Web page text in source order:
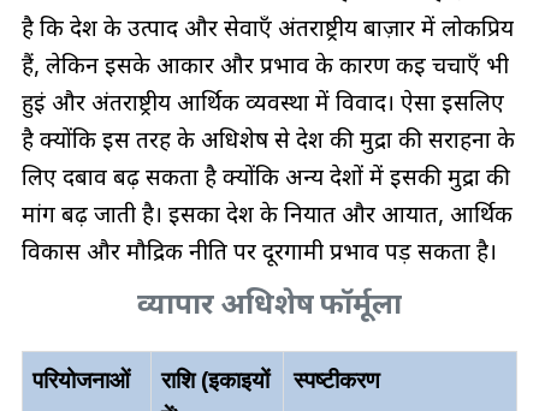
है कि देश के उत्पाद और सेवाएँ अंतर्राष्ट्रीय बाज़ार में लोकप्रिय
हैं, लेकिन इसके आकार और प्रभाव के कारण कई चर्चाएँ भी
हुईं और अंतर्राष्ट्रीय आर्थिक व्यवस्था में विवाद। ऐसा इसलिए
है क्योंकि इस तरह के अधिशेष से देश की मुद्रा की सराहना के
लिए दबाव बढ़ सकता है क्योंकि अन्य देशों में इसकी मुद्रा की
मांग बढ़ जाती है। इसका देश के निर्यात और आयात, आर्थिक
विकास और मौद्रिक नीति पर दूरगामी प्रभाव पड़ सकता है।
व्यापार अधिशेष फॉर्मूला
परियोजनाओं
राशि (इकाइयों
स्पष्टीकरण